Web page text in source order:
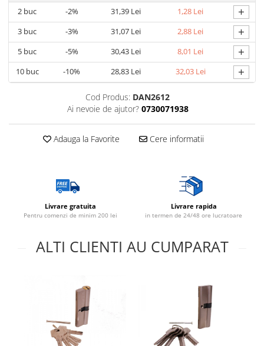
2 buc -2% 31,39 Lei 1,28 Lei +
3 buc -3% 31,07 Lei 2,88 Lei +
5 buc -5% 30,43 Lei 8,01 Lei +
10buc -10% 28,83 Lei 32,03 Lei +
Cod Produs: DAN2612
Ai nevoie de ajutor? 0730071938
Adauga la Favorite Cere informatii
Livrare gratuita
Pentru comenzi de minim 200 lei
Livrare rapida
in termen de 24/48 ore lucratoare
ALTI CLIENTI AU CUMPARAT